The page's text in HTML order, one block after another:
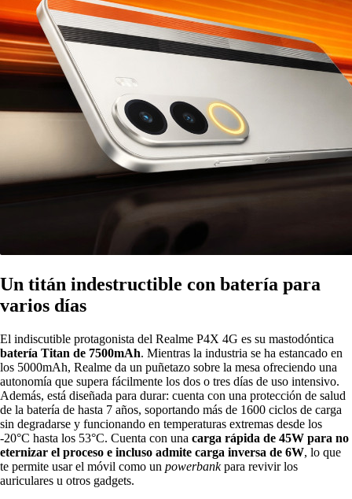
Un titán indestructible con batería para
varios días
El indiscutible protagonista del Realme P4X 4G es su mastodóntica
batería Titan de 7500mAh. Mientras la industria se ha estancado en
los 5000mAh, Realme da un puñetazo sobre la mesa ofreciendo una
autonomía que supera fácilmente los dos o tres días de uso intensivo.
Además, está diseñada para durar: cuenta con una protección de salud
de la batería de hasta 7 años, soportando más de 1600 ciclos de carga
sin degradarse y funcionando en temperaturas extremas desde los
-20°C hasta los 53°C. Cuenta con una carga rápida de 45W para no
eternizar el proceso e incluso admite carga inversa de 6W, lo que
te permite usar el móvil como un powerbankpara revivir los
auriculares u otros gadgets.